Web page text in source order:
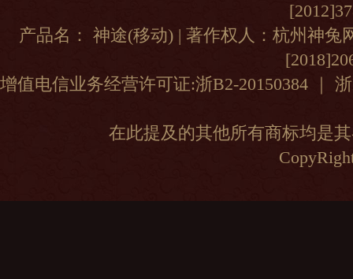
产品名： 神途(移动) | 著作权人：杭州神
增值电信业务经营许可证:浙B2-20150384 ｜
在此提及的其他所有商标均是